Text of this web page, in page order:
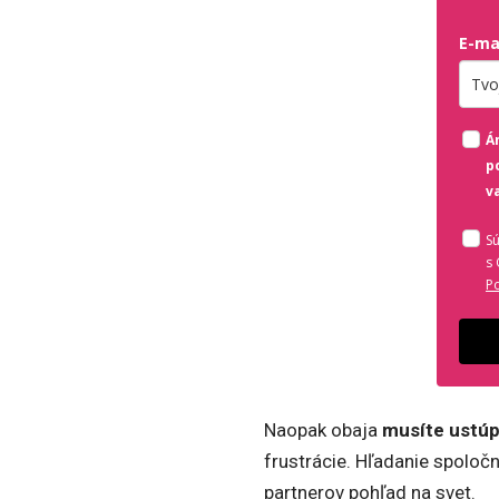
E-
s
Naopak obaja musíte
frustrácie. Hľadanie
partnerov pohľad na svet.